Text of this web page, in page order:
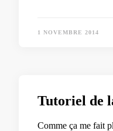
1 NOVEMBRE 2014
Tutoriel de
Comme ça me fait